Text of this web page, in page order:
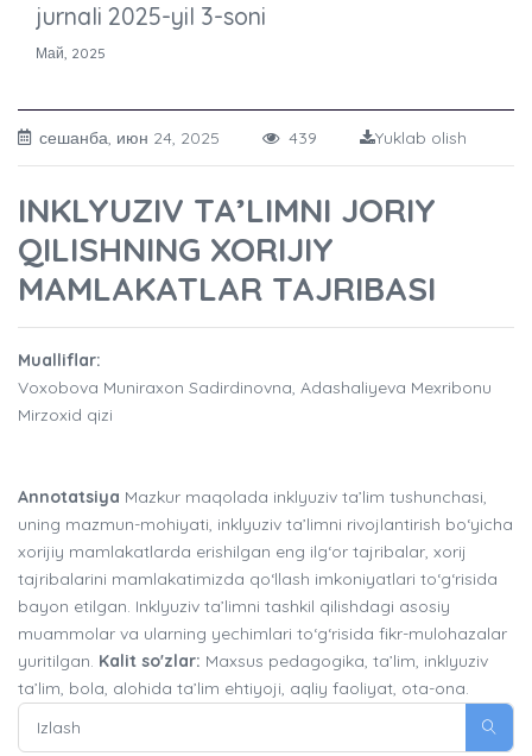
jurnali 2025-yil 3-soni
Май, 2025
сешанба, июн 24, 2025 439 Yuklab olish
INKLYUZIV TA’LIMNI JORIY
QILISHNING XORIJIY
MAMLAKATLAR TAJRIBASI
Mualliflar:
Voxobova Muniraxon Sadirdinovna, Adashaliyeva Mexribonu
Mirzoxid qizi
Annotatsiya Mazkur maqolada inklyuziv ta’lim tushunchasi,
uning mazmun-mohiyati, inklyuziv ta’limni rivojlantirish bo‘yicha
xorijiy mamlakatlarda erishilgan eng ilg‘or tajribalar, xorij
tajribalarini mamlakatimizda qo‘llash imkoniyatlari to‘g‘risida
bayon etilgan. Inklyuziv ta’limni tashkil qilishdagi asosiy
muammolar va ularning yechimlari to‘g‘risida fikr-mulohazalar
yuritilgan. Kalit so'zlar: Maxsus pedagogika, ta’lim, inklyuziv
ta’lim, bola, alohida ta’lim ehtiyoji, aqliy faoliyat, ota-ona.